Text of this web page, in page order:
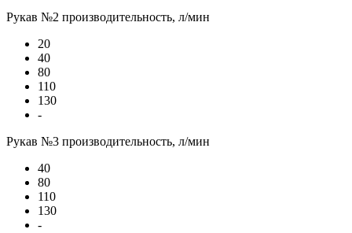
Рукав №2 производительность, л/мин
20
40
80
110
130
-
Рукав №3 производительность, л/мин
40
80
110
130
-